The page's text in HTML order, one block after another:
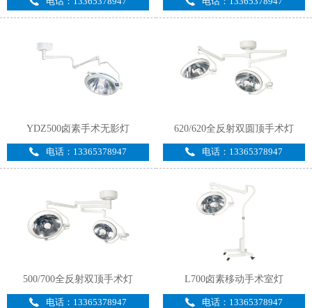
YDZ500卤素手术无影灯
电话：13365378947
620/620全反射双圆顶手术灯
电话：13365378947
500/700全反射双顶手术灯
电话：13365378947
L700卤素移动手术室灯
电话：13365378947